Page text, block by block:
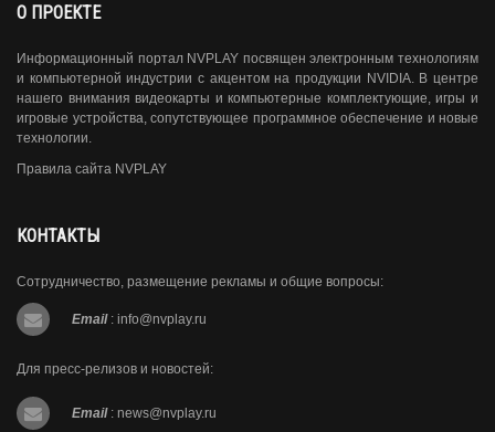
О ПРОЕКТЕ
Информационный портал NVPLAY посвящен электронным технологиям
и компьютерной индустрии с акцентом на продукции NVIDIA. В центре
нашего внимания видеокарты и компьютерные комплектующие, игры и
игровые устройства, сопутствующее программное обеспечение и новые
технологии.
Правила сайта NVPLAY
КОНТАКТЫ
Сотрудничество, размещение рекламы и общие вопросы:
Email : info@nvplay.ru
Для пресс-релизов и новостей:
Email : news@nvplay.ru